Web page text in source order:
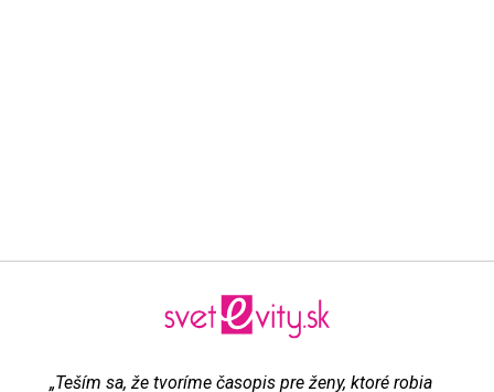
„Teším sa, že tvoríme časopis pre ženy, ktoré robia